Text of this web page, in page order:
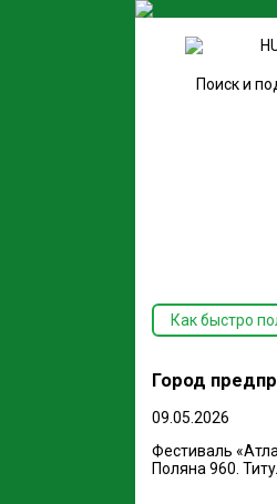
Поиск и
Как быстро
Город
09.05.2026
Фестиваль
Поляна 960.